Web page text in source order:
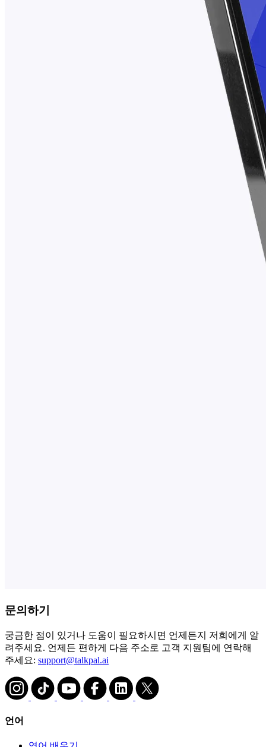
문의하기
궁금한 점이 있거나 도움이 필요하시면 언제든지 저희에게 알
려주세요. 언제든 편하게 다음 주소로 고객 지원팀에 연락해
주세요: support@talkpal.ai
언어